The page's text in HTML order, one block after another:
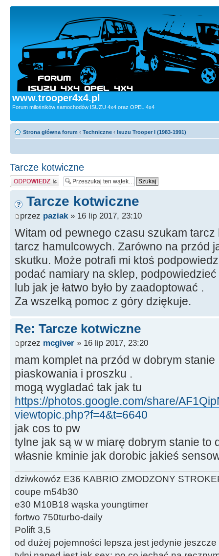
www.trooper4x4.pl
Forum miłośników samochodów ISUZU 4x4 oraz OPEL 4x4
Strona główna forum ‹ Techniczne ‹ Isuzu Trooper I (1983-1991)
Tarcze kotwiczne
Odpowiedz
Tarcze kotwiczne
przez paziak » 16 lip 2017, 23:10
Witam od pewnego czasu szukam tarcz
tarcz hamulcowych. Zarówno na przód
skutku. Może potrafi mi ktoś
podać namiary na sklep,
lub jak je łatwo było by zaadoptować .
Za wszelką pomoc z góry dziękuje.
Re: Tarcze kotwiczne
przez mcgiver » 16 lip 2017, 23:20
mam komplet na przód w dobrym stanie
piaskowania i proszku .
mogą wygladać tak jak tu
https://photos.google.com/share/
viewtopic.php?f=4&t=6640
jak cos to pw
tylne jak są w w miarę dobrym stanie to
własnie kminie jak dorobic jakieś
dziwkowóz E36 KABRIO ZMODZONY
coupe m54b30
e30 M10B18 wąska youngtimer
fortwo 750turbo-daily
Polift 3,5
od dużej pojemności lepsza jest jedynie jeszcze